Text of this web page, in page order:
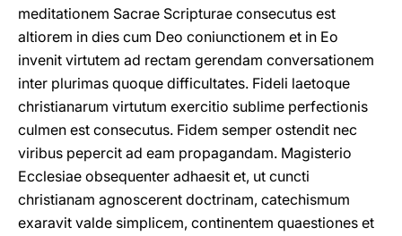
meditationem Sacrae Scripturae consecutus est
altiorem in dies cum Deo coniunctionem et in Eo
invenit virtutem ad rectam gerendam conversationem
inter plurimas quoque difficultates. Fideli laetoque
christianarum virtutum exercitio sublime perfectionis
culmen est consecutus. Fidem semper ostendit nec
viribus pepercit ad eam propagandam. Magisterio
Ecclesiae obsequenter adhaesit et, ut cuncti
christianam agnoscerent doctrinam, catechismum
exaravit valde simplicem, continentem quaestiones et